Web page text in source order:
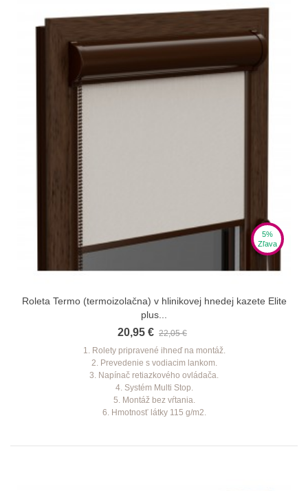
5%
Zľava
Roleta Termo (termoizolačna) v hlinikovej hnedej kazete Elite
plus...
20,95 € 22,05 €
1. Rolety pripravené ihneď na montáž.
2. Prevedenie s vodiacim lankom.
3. Napínač retiazkového ovládača.
4. Systém Multi Stop.
5. Montáž bez vŕtania.
6. Hmotnosť látky 115 g/m2.